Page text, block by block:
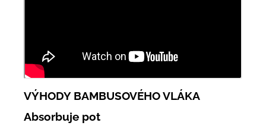
VÝHODY BAMBUSOVÉHO VLÁKA
Absorbuje pot